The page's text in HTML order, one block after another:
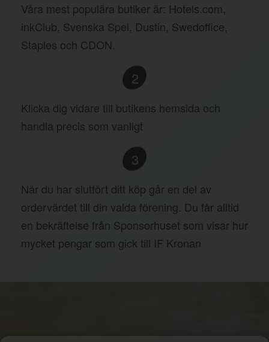
Våra mest populära butiker är: Hotels.com,
inkClub, Svenska Spel, Dustin, Swedoffice,
Staples och CDON.
2
Klicka dig vidare till butikens hemsida och
handla precis som vanligt
3
När du har slutfört ditt köp går en del av
ordervärdet till din valda förening. Du får alltid
en bekräftelse från Sponsorhuset som visar hur
mycket pengar som gick till IF Kronan